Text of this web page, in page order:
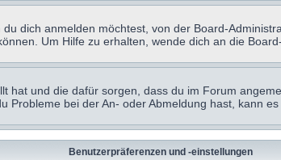
dich anmelden möchtest, von der Board-
Um Hilfe zu erhalten, wende dich an die
hat und die dafür sorgen, dass du im Forum
Probleme bei der An- oder Abmeldung hast, kann
Benutzerpräferenzen und -einstellungen